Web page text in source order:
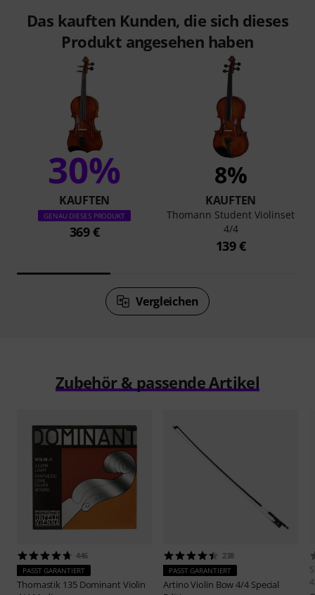
Das kauften Kunden, die sich dieses
Produkt angesehen haben
30%
KAUFTEN
GENAU DIESES PRODUKT
369 €
8%
KAUFTEN
Thomann Student Violinset
4/4
139 €
Vergleichen
Zubehör & passende Artikel
446
PASST GARANTIERT
Thomastik 135 Dominant Violin
238
PASST GARANTIERT
ArtinoViolin Bow 4/4 Special